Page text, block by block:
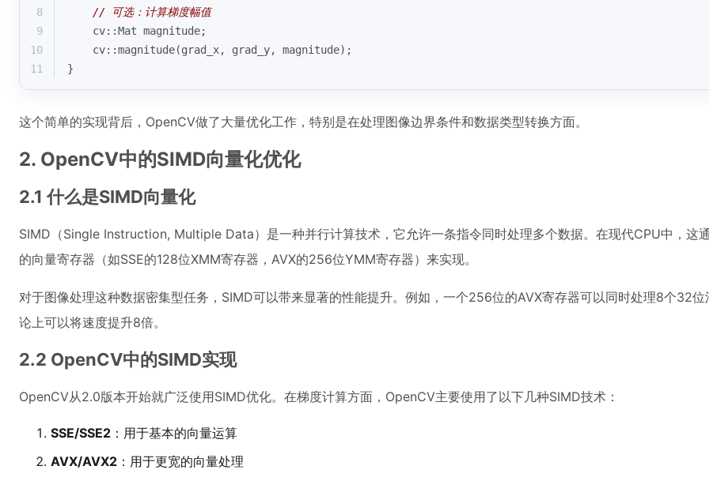
8
// 可选：计算梯度幅值
9
    cv::Mat magnitude;
10
    cv::
magnitude(grad_x, grad_y, magnitude);
11
}
这个简单的实现背后，OpenCV做了大量优化工作，特别是在处理图像边界条件和数据类型转换方面。
2. OpenCV中的SIMD向量化优化
2.1 什么是SIMD向量化
SIMD（Single Instruction, Multiple Data）是一种并行计算技术，它允许一条指令同时处理多个数据。在现代CPU中，这
的向量寄存器（如SSE的128位XMM寄存器，AVX的256位YMM寄存器）来实现。
对于图像处理这种数据密集型任务，SIMD可以带来显著的性能提升。例如，一个256位的AVX寄存器可以同时处理8个32位
论上可以将速度提升8倍。
2.2 OpenCV中的SIMD实现
OpenCV从2.0版本开始就广泛使用SIMD优化。在梯度计算方面，OpenCV主要使用了以下几种SIMD技术：
SSE/SSE2 ：用于基本的向量运算
AVX/AVX2 ：用于更宽的向量处理